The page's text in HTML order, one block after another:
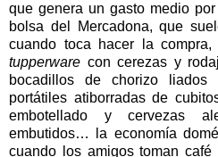
que genera un gasto medio
bolsa del Mercadona, que
cuando toca hacer la
tupperware con cerezas y
bocadillos de chorizo
portátiles atiborradas de
embotellado y cervezas
embutidos… la economía
cuando los amigos toman